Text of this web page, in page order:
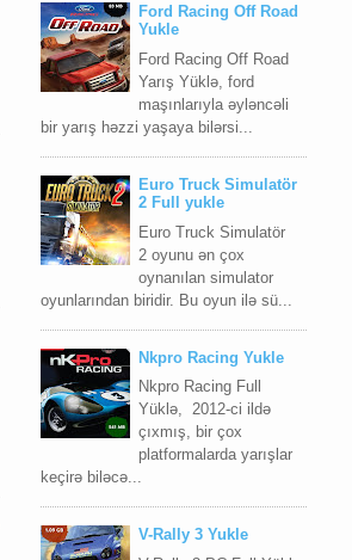
Ford Racing Off Road
Yukle
Ford Racing Off Road
Yarış Yüklə, ford
maşınlarıyla əyləncəli
bir yarış həzzi yaşaya bilərsi...
Euro Truck Simulatör
2 Full yukle
Euro Truck Simulatör
2 oyunu ən çox
oynanılan simulator
oyunlarından biridir. Bu oyun ilə sü...
Nkpro Racing Yukle
Nkpro Racing Full
Yüklə, 2012-ci ildə
çıxmış, bir çox
platformalarda yarışlar
keçirə biləcə...
V-Rally 3 Yukle